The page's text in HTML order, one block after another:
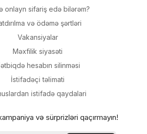
onlayn sifariş edə bilərəm?
və ödəmə şərtləri
Vakansiyalar
Məxfilik siyasəti
hesabın silinməsi
İsti̇fadəçi̇ təli̇mati
i̇sti̇fadə qaydalari
və sürprizləri qaçırmayın!